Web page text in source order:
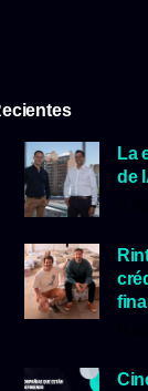
La
de